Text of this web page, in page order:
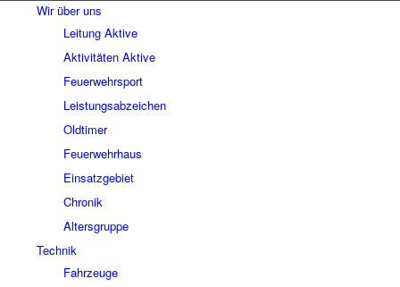
Wir über uns
Leitung Aktive
Aktivitäten Aktive
Feuerwehrsport
Leistungsabzeichen
Oldtimer
Feuerwehrhaus
Einsatzgebiet
Chronik
Altersgruppe
Technik
Fahrzeuge